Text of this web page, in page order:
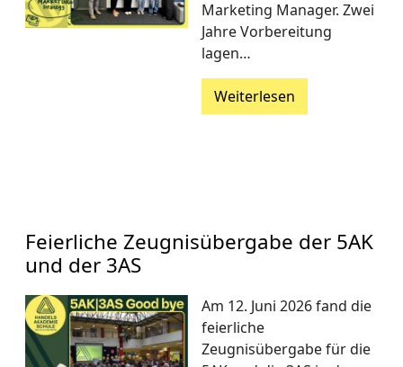
Marketing Manager. Zwei
Jahre Vorbereitung
lagen…
Weiterlesen
Feierliche Zeugnisübergabe der 5AK
und der 3AS
Am 12. Juni 2026 fand die
feierliche
Zeugnisübergabe für die